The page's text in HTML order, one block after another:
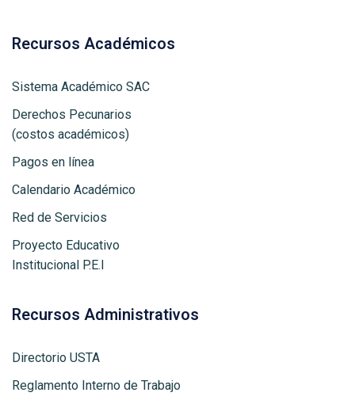
Recursos Académicos
Sistema Académico SAC
Derechos Pecunarios
(costos académicos)
Pagos en línea
Calendario Académico
Red de Servicios
Proyecto Educativo
Institucional P.E.I
Recursos Administrativos
Directorio USTA
Reglamento Interno de Trabajo